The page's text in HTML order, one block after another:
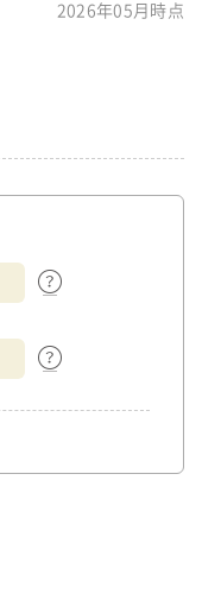
2026年05月時点